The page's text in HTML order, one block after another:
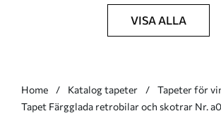
VISA ALLA
Home Katalog tapeter
Tapeter för
Tapet Färgglada retrobilar och skotrar Nr.